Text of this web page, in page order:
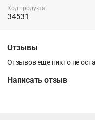
Код продукта
34531
Отзывы
Отзывов еще никто не
Написать отзыв